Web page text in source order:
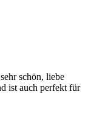
schön, liebe
ist auch perfekt für